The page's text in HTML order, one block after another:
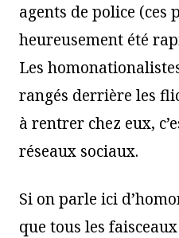
agents de police (ces
heureusement été
Les
rangés derrière les
à rentrer chez eux,
réseaux sociaux.
Si on parle ici
que tous les